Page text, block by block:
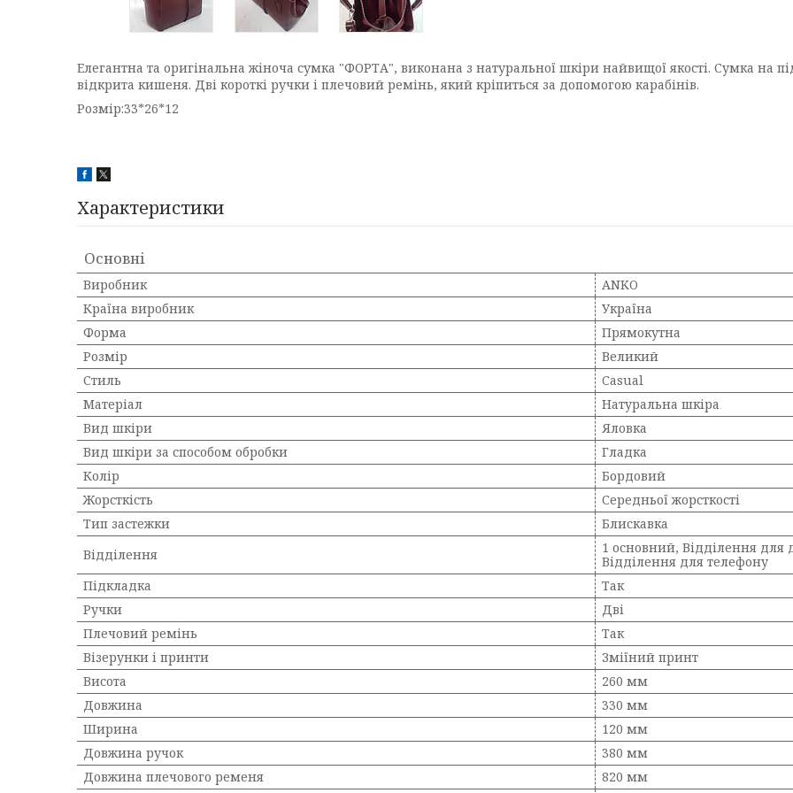
Елегантна та оригінальна жіноча сумка "ФОРТА", виконана з натуральної шкіри найвищої якості. Сумка на
відкрита кишеня. Дві короткі ручки і плечовий ремінь, який кріпиться за допомогою карабінів.
Розмір:33*26*12
Характеристики
Основні
Виробник
ANKO
Країна виробник
Україна
Форма
Прямокутна
Розмір
Великий
Стиль
Casual
Матеріал
Натуральна шкіра
Вид шкіри
Яловка
Вид шкіри за способом обробки
Гладка
Колір
Бордовий
Жорсткість
Середньої жорсткості
Тип застежки
Блискавка
Відділення
1 основний, Відділення
Відділення для телефону
Підкладка
Так
Ручки
Дві
Плечовий ремінь
Так
Візерунки і принти
Зміїний принт
Висота
260 мм
Довжина
330 мм
Ширина
120 мм
Довжина ручок
380 мм
Довжина плечового ременя
820 мм